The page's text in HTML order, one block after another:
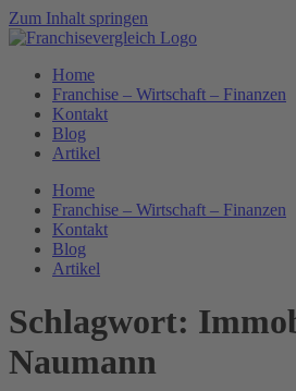
Zum Inhalt springen
Home
Franchise – Wirtschaft – Finanzen
Kontakt
Blog
Artikel
Home
Franchise – Wirtschaft – Finanzen
Kontakt
Blog
Artikel
Schlagwort:
Naumann